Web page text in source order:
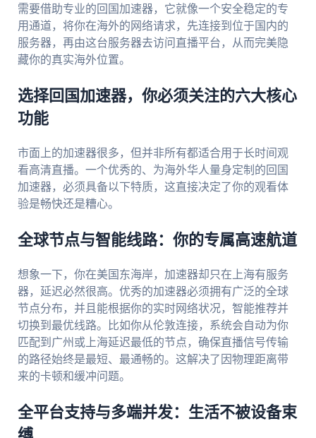
需要借助专业的回国加速器，它就像一个安全稳定的专
用通道，将你在海外的网络请求，先连接到位于国内的
服务器，再由这台服务器去访问直播平台，从而完美隐
藏你的真实海外位置。
选择回国加速器，你必须关注的六大核心
功能
市面上的加速器很多，但并非所有都适合用于长时间观
看高清直播。一个优秀的、为海外华人量身定制的回国
加速器，必须具备以下特质，这直接决定了你的观看体
验是畅快还是糟心。
全球节点与智能线路：你的专属高速航道
想象一下，你在美国东海岸，加速器却只在上海有服务
器，延迟必然很高。优秀的加速器必须拥有广泛的全球
节点分布，并且能根据你的实时网络状况，智能推荐并
切换到最优线路。比如你从伦敦连接，系统会自动为你
匹配到广州或上海延迟最低的节点，确保直播信号传输
的路径始终是最短、最通畅的。这解决了因物理距离带
来的卡顿和缓冲问题。
全平台支持与多端并发：生活不被设备束
缚